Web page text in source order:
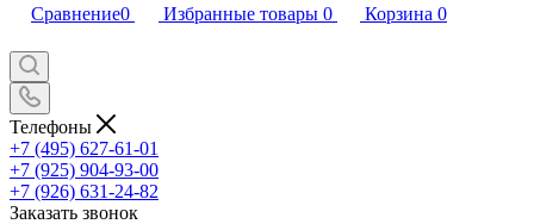
Сравнение0 Избранные товары 0 Корзина 0
Телефоны
+7 (495) 627-61-01
+7 (925) 904-93-00
+7 (926) 631-24-82
Заказать звонок